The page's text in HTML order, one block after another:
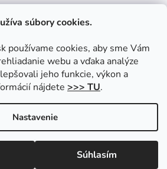
súbory cookies.
používame cookies, aby sme Vám
webu a vďaka analýze
jeho funkcie, výkon a
nájdete >>> TU.
Nastavenie
Súhlasím
. Všetky práva
Upraviť nastavenie cookies